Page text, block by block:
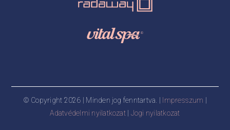
© Copyright 2026 | Minden jog fenntartva. | Impresszum
Adatvédelmi nyilatkozat| Jogi nyilatkozat